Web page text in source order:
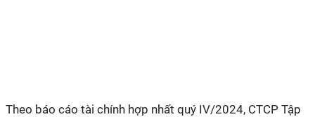
Theo báo cáo tài chính hợp nhất quý IV/2024, CTCP Tập